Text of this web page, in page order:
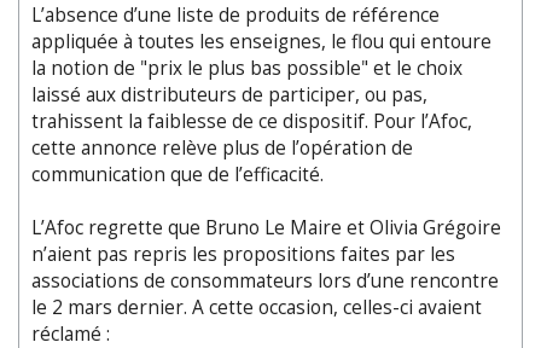
L’absence d’une liste de produits de référence
appliquée à toutes les enseignes, le flou qui entoure
la notion de "prix le plus bas possible" et le choix
laissé aux distributeurs de participer, ou pas,
trahissent la faiblesse de ce dispositif. Pour l’Afoc,
cette annonce relève plus de l’opération de
communication que de l’efficacité.
L’Afoc regrette que Bruno Le Maire et Olivia Grégoire
n’aient pas repris les propositions faites par les
associations de consommateurs lors d’une rencontre
le 2 mars dernier. A cette occasion, celles-ci avaient
réclamé :